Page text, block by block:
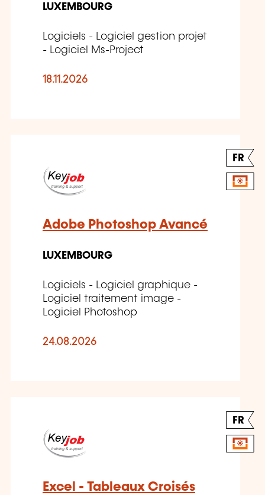
LUXEMBOURG
Logiciels - Logiciel gestion projet
- Logiciel Ms-Project
18.11.2026
FR
Adobe Photoshop Avancé
LUXEMBOURG
Logiciels - Logiciel graphique -
Logiciel traitement image -
Logiciel Photoshop
24.08.2026
FR
Excel - Tableaux Croisés